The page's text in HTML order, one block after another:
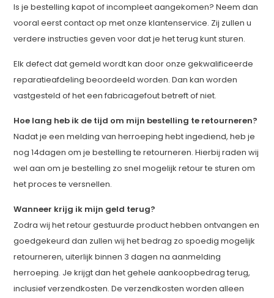
Is je bestelling kapot of incompleet aangekomen? Neem dan
vooral eerst contact op met onze klantenservice. Zij zullen u
verdere instructies geven voor dat je het terug kunt sturen.
Elk defect dat gemeld wordt kan door onze gekwalificeerde
reparatieafdeling beoordeeld worden. Dan kan worden
vastgesteld of het een fabricagefout betreft of niet.
Hoe lang heb ik de tijd om mijn bestelling te retourneren?
Nadat je een melding van herroeping hebt ingediend, heb je
nog 14dagen om je bestelling te retourneren. Hierbij raden wij
wel aan om je bestelling zo snel mogelijk retour te sturen om
het proces te versnellen.
Wanneer krijg ik mijn geld terug?
Zodra wij het retour gestuurde product hebben ontvangen en
goedgekeurd dan zullen wij het bedrag zo spoedig mogelijk
retourneren, uiterlijk binnen 3 dagen na aanmelding
herroeping. Je krijgt dan het gehele aankoopbedrag terug,
inclusief verzendkosten. De verzendkosten worden alleen